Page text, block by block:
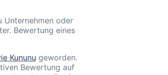
Unternehmen oder
Bewertung eines
Kununu geworden.
Bewertung auf